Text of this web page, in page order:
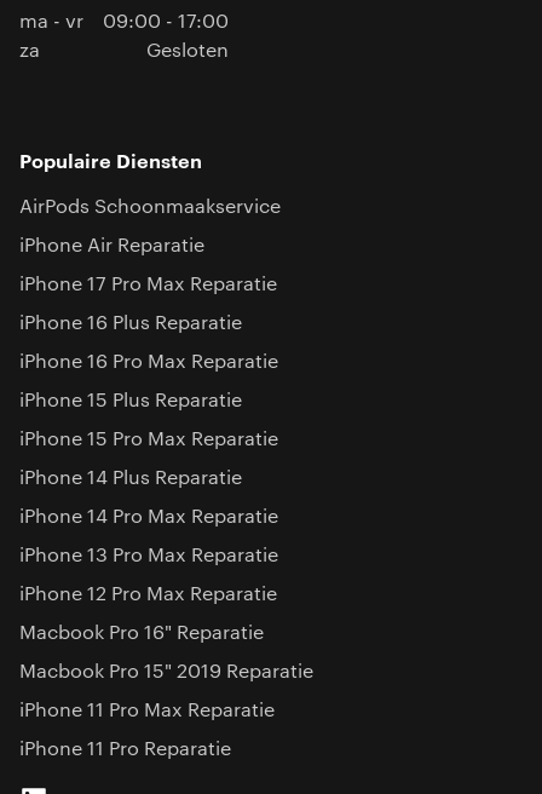
ma - vr
09:00 - 17:00
za
Gesloten
Populaire Diensten
AirPods Schoonmaakservice
iPhone Air Reparatie
iPhone 17 Pro Max Reparatie
iPhone 16 Plus Reparatie
iPhone 16 Pro Max Reparatie
iPhone 15 Plus Reparatie
iPhone 15 Pro Max Reparatie
iPhone 14 Plus Reparatie
iPhone 14 Pro Max Reparatie
iPhone 13 Pro Max Reparatie
iPhone 12 Pro Max Reparatie
Macbook Pro 16" Reparatie
Macbook Pro 15" 2019 Reparatie
iPhone 11 Pro Max Reparatie
iPhone 11 Pro Reparatie